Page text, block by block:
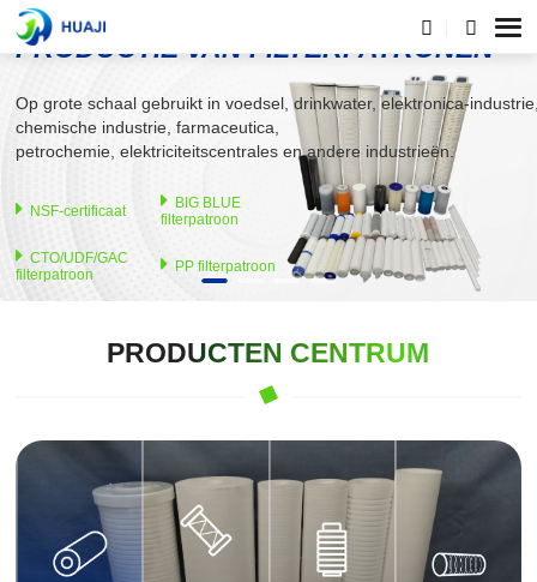
CHINA PROFESSIONEEL
PRODUCTIE VAN FILTERPATRONEN
Op grote schaal gebruikt in voedsel, drinkwater, elektronica-
chemische industrie, farmaceutica,
petrochemie, elektriciteitscentrales en andere industrieën.
NSF-certificaat
BIG BLUE
filterpatroon
CTO/UDF/GAC
filterpatroon
PP filterpatroon
PRODUCTEN CENTRUM